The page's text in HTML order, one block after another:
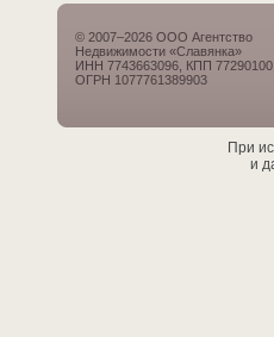
© 2007–2026 ООО Агентство
Недвижимости «Славянка»
ИНН 7743663096, КПП
ОГРН 1077761389903
При
и